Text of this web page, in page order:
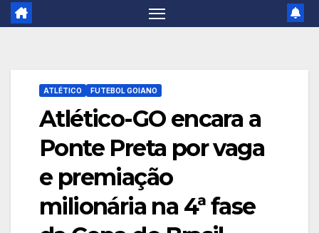
ATLÉTICO FUTEBOL GOIANO
Atlético-GO encara a
Ponte Preta por vaga
e premiação
milionária na 4ª fase